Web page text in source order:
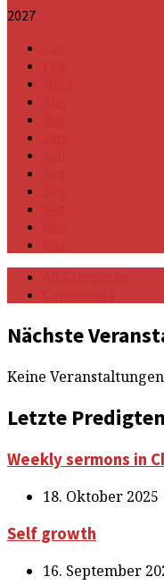
2027
Veranstaltungen
Nächste
Keine
Letzte Predigten
Weekly sermons in
18. Oktober 2025
Self growth
16. September